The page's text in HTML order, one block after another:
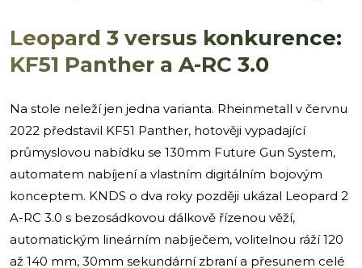
Leopard 3 versus konkurence:
KF51 Panther a A-RC 3.0
Na stole neleží jen jedna varianta. Rheinmetall v červnu
2022 představil KF51 Panther, hotověji vypadající
průmyslovou nabídku se 130mm Future Gun System,
automatem nabíjení a vlastním digitálním bojovým
konceptem. KNDS o dva roky později ukázal Leopard 2
A-RC 3.0 s bezosádkovou dálkově řízenou věží,
automatickým lineárním nabíječem, volitelnou ráží 120
až 140 mm, 30mm sekundární zbraní a přesunem celé